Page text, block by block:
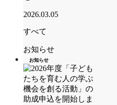
2026.03.05
すべて
お知らせ
お知らせ